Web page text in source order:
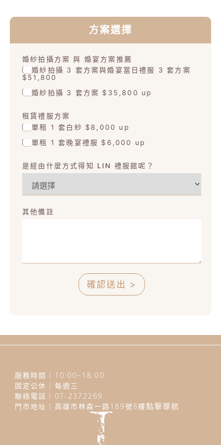
方案選擇
婚紗拍攝方案 與 婚宴方案推薦
婚紗拍攝 3 套方案與婚宴當日禮服 3 套方案
$51,800
婚紗拍攝 3 套方案 $35,800 up
租賃禮服方案
單租 1 套白紗 $8,000 up
單租 1 套晚宴禮服 $6,000 up
是經由什麼方式得知 LIN 禮服館呢？
其他備註
確認送出 >
服務時間｜10:00~18:00
固定公休｜每週三
聯絡電話｜07-2372269
門市地址｜高雄市林森一路189號8樓點擊導航